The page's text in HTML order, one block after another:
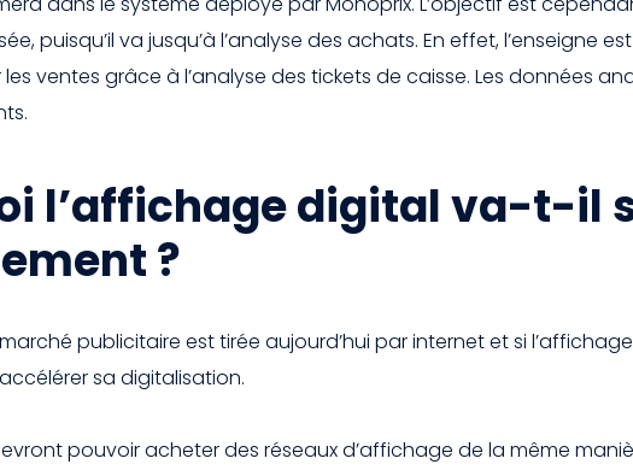
puisqu’il va jusqu’à l’analyse des achats. En effet, l’enseigne
les ventes grâce à l’analyse des tickets de caisse. Les données
l’affichage digital va-t-il
?
publicitaire est tirée aujourd’hui par internet et si
sa digitalisation.
pouvoir acheter des réseaux d’affichage de la même